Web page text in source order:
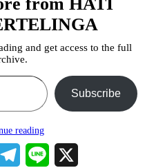
TelegramLine
and get access to the full
Subscribe
reading